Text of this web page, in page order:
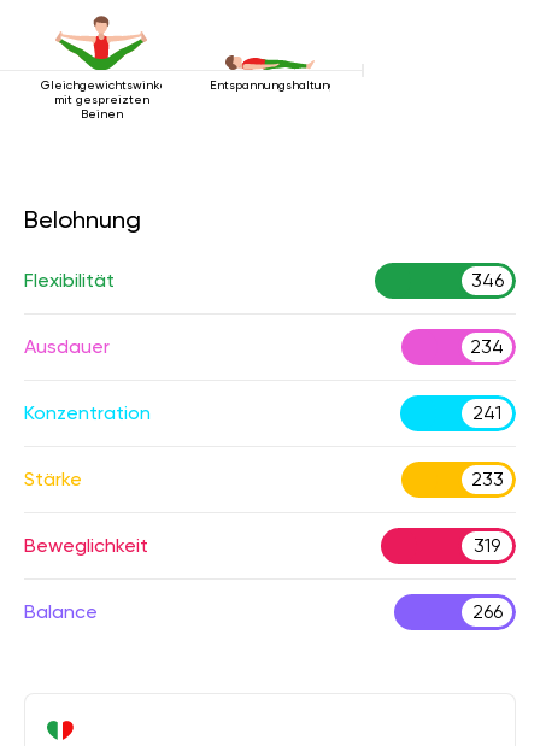
Gleichgewichtswinkelhaltung
mit gespreizten
Beinen
Entspannungshaltung
Belohnung
Flexibilität 346
Ausdauer 234
Konzentration 241
Stärke 233
Beweglichkeit 319
Balance 266